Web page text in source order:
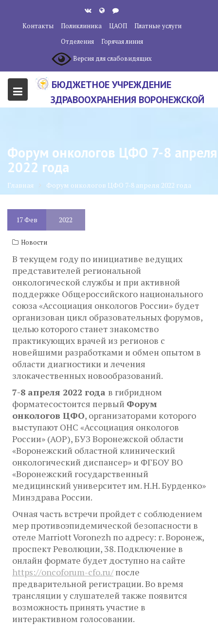
содержанию
Контакты Поликлиника ЦАОП
Платные услуги
Отделения
Горячая линия
Версия для слабовидящих
БЮДЖЕТНОЕ УЧРЕЖДЕНИЕ
ЗДРАВООХРАНЕНИЯ ВОРОНЕЖСКОЙ
КЛИНИЧЕСКИЙ ОНКОЛОГИЧЕСКИЙ
ЦЕНТР"
Форум онкологов ЦФО 7-8 апреля
2022 года
Главная Форум онкологов ЦФО 7-8 апреля 2022 года
17Фев 2022
Новости
В текущем году по инициативе ведущих
представителей региональной
онкологической службы и при активной
поддержке Общероссийского национального
союза «Ассоциация онкологов России» будет
организован цикл образовательных форумов,
целью которого станет знакомство
практикующих врачей из регионов с
новейшими разработками и обмен опытом в
области диагностики и лечения
злокачественных новообразований.
7-8 апреля 2022 года в гибридном
форматесостоится первый Форум
онкологов ЦФО, организаторами которого
выступают ОНС «Ассоциация онкологов
России» (АОР), БУЗ Воронежской области
«Воронежский областной клинический
онкологический диспансер» и ФГБОУ ВО
«Воронежский государственный
медицинский университет им. Н.Н. Бурденко»
Минздрава России.
Очная часть встречи пройдет с соблюдением
мер противоэпидемической безопасности в
отеле Marriott Voronezh по адресу: г. Воронеж,
проспект Революции, 38. Подключение в
онлайн формате будет доступно на сайте
https://oncoforum-cfo.ru/после
предварительной регистрации. Во время
трансляции у слушателей также появится
возможность принять участие в
интерактивном голосовании.